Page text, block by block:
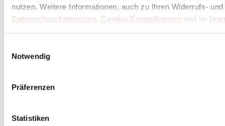
nutzen. Weitere Informationen, auch zu Ihren Widerrufs-
Datenschutzhinweisen, Cookie-Einstellungen und im
Notwendig
Präferenzen
Statistiken